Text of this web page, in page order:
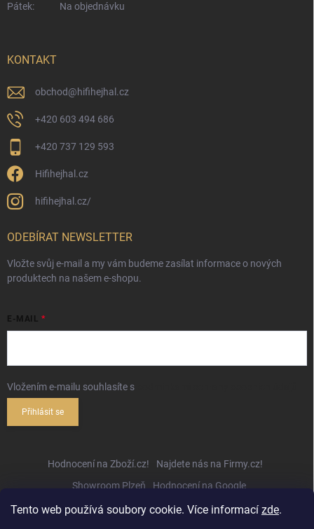
Tento web používá soubory cookie. Více informací zde.
Pátek:
Na objednávku
KONTAKT
obchod@hifihejhal.cz
+420 603 494 686
+420 737 129 593
Hifihejhal.cz
hifihejhal.cz/
ODEBÍRAT NEWSLETTER
Vložte svůj e-mail a my vám budeme zasílat informace o nových
produktech na našem e-shopu.
E-MAIL
Vložením e-mailu souhlasíte s
Přihlásit se
Hodnocení na Zboží.cz!
Najdete nás na Firmy.cz!
Showroom Plzeň
Hodnocení na Google